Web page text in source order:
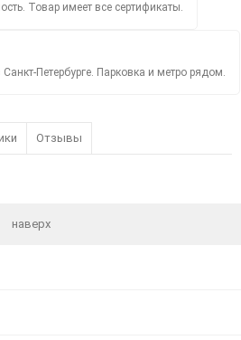
Товар имеет все сертификаты.
Петербурге. Парковка и метро рядом.
Отзывы
наверх